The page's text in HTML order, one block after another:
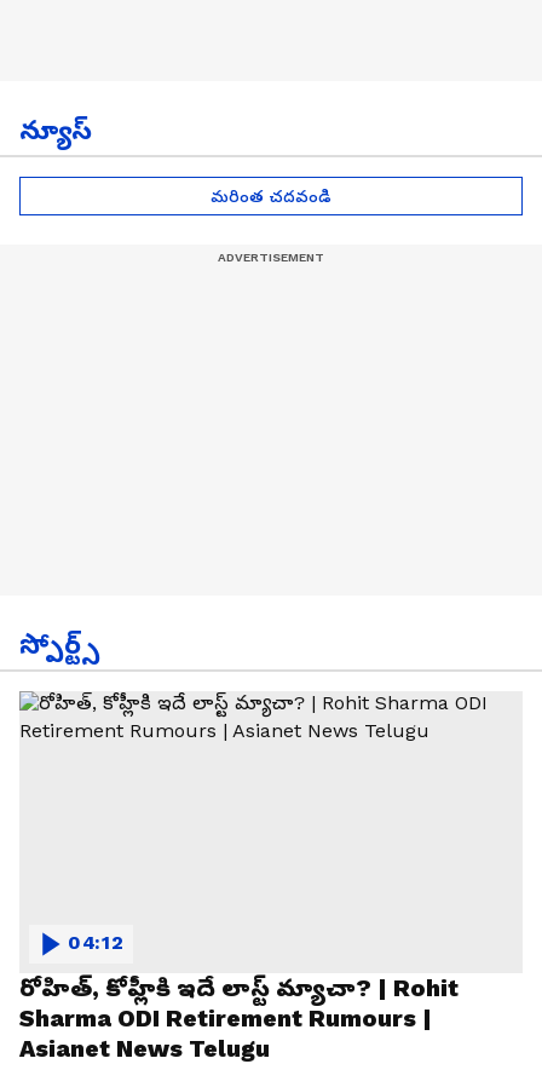
న్యూస్
మరింత చదవండి
స్పోర్ట్స్
రోహిత్, కోహ్లీకి ఇదే లాస్ట్ మ్యాచా? | Rohit
Sharma ODI Retirement Rumours |
Asianet News Telugu
04:12